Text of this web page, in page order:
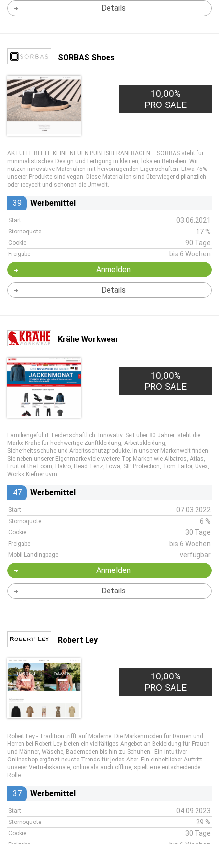
Details
SORBAS Shoes
10,00%
PRO SALE
AKTUELL BITTE KEINE NEUEN PUBLISHERANFRAGEN – SORBAS steht für
minimalistisches Design und Fertigung in kleinen, lokalen Betrieben. Wir
nutzen innovative Materialien mit hervorragenden Eigenschaften. Etwa 75%
unserer Produkte sind vegan. Diese Materialien sind überwiegend pflanzlich
oder recycelt und schonen die Umwelt.
39 Werbemittel
Start 03.06.2021
Stornoquote 17 %
Cookie 90 Tage
Freigabe bis 6 Wochen
Anmelden
Details
Krähe Workwear
10,00%
PRO SALE
Familiengeführt. Leidenschaftlich. Innovativ. Seit über 80 Jahren steht die
Marke Krähe für hochwertige Zunftkleidung, Arbeitskleidung,
Sicherheitsschuhe und Arbeitsschutzprodukte. In unserer Markenwelt finden
Sie neben unserer Eigenmarke viele weitere Top-Marken wie Albatros, Atlas,
Fruit of the Loom, Hakro, Head, Lenz, Lowa, SIP Protection, Tom Tailor, Uvex,
Works Kiefner uvm.
47 Werbemittel
Start 07.03.2022
Stornoquote 6 %
Cookie 30 Tage
Freigabe bis 6 Wochen
Mobil-Landingpage verfügbar
Anmelden
Details
Robert Ley
10,00%
PRO SALE
Robert Ley - Tradition trifft auf Moderne. Die Markenmoden für Damen und
Herren bei Robert Ley bieten ein vielfältiges Angebot an Bekleidung für Frauen
und Männer, Wäsche, Bademoden bis hin zu Schuhen. Ein intuitiver
Onlineshop ergänzt neuste Trends für jedes Alter. Ein einheitlicher Auftritt
unserer Vertriebskanäle, online als auch offline, spielt eine entscheidende
Rolle.
37 Werbemittel
Start 04.09.2023
Stornoquote 29 %
Cookie 30 Tage